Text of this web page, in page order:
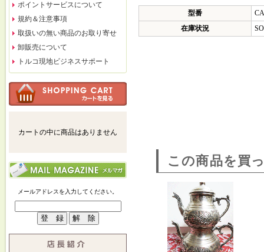
ポイントサービスについて
規約＆注意事項
取扱いの無い商品のお取り寄せ
卸販売について
トルコ現地ビジネスサポート
カートの中に商品はありません
メールアドレスを入力してください。
型番
在庫状況
この商品を買